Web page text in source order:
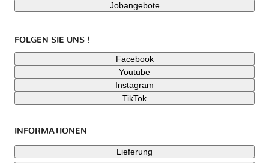
Jobangebote
FOLGEN SIE UNS !
Facebook
Youtube
Instagram
TikTok
INFORMATIONEN
Lieferung